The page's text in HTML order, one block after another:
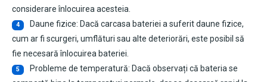
considerare înlocuirea acesteia.
4
Daune fizice: Dacă carcasa bateriei a suferit daune fizice,
cum ar fi scurgeri, umflături sau alte deteriorări, este posibil să
fie necesară înlocuirea bateriei.
5
Probleme de temperatură: Dacă observați că bateria se